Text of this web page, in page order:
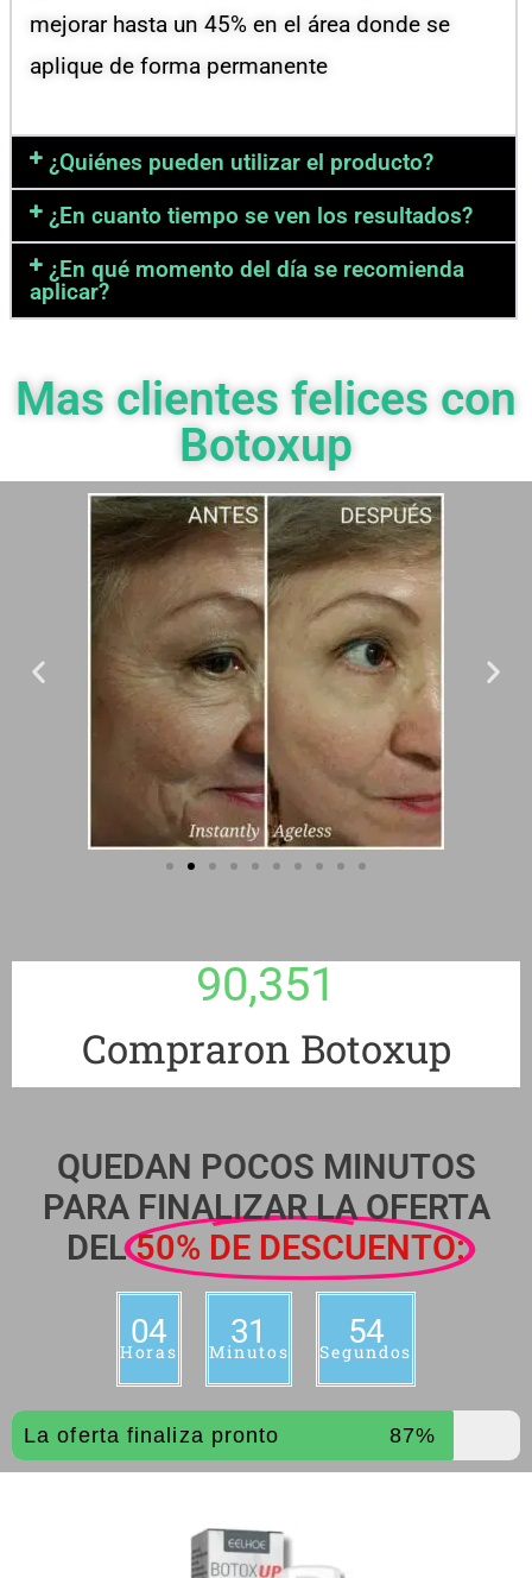
mejorar hasta un 45% en el área donde se
aplique de forma permanente
¿Quiénes pueden utilizar el producto?
¿En cuanto tiempo se ven los resultados?
¿En qué momento del día se recomienda
aplicar?
Mas clientes felices con
Botoxup
Compraron Botoxup
90,351
QUEDAN POCOS MINUTOS
PARA FINALIZAR LA OFERTA
DEL50% DE DESCUENTO:
04
Horas
31
Minutos
53
Segundos
La oferta finaliza pronto 87%